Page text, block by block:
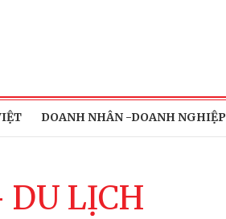
DOANH NHÂN -DOANH NGHIỆP
DU LỊCH